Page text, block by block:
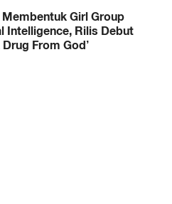
Girl Group
Intelligence, Rilis Debut
Drug From God’